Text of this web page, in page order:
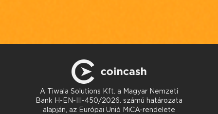
A Tiwala Solutions Kft. a Magyar Nemzeti
Bank H-EN-III-450/2026. számú határozata
alapján, az Európai Unió MiCA-rendelete